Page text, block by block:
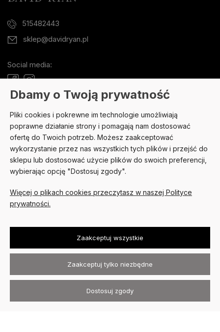
515482443
sklep@davidryan.pl
Social media:
POMOC
MOJE KONTO
PŁATNOŚCI I DOSTAWA
O NAS
Kurtki skórzane David Ryan © 2026 Wszystkie prawa zastrzeżone.
Sklep internetowy Shoper.pl
Dbamy o Twoją prywatność
Pliki cookies i pokrewne im technologie umożliwiają
poprawne działanie strony i pomagają nam dostosować
ofertę do Twoich potrzeb. Możesz zaakceptować
wykorzystanie przez nas wszystkich tych plików i przejść do
sklepu lub dostosować użycie plików do swoich preferencji,
wybierając opcję "Dostosuj zgody".
Więcej o plikach cookies przeczytasz w naszej Polityce
prywatności.
Zaakceptuj wszystkie
Zaakceptuj tylko niezbędne
Dostosuj zgody